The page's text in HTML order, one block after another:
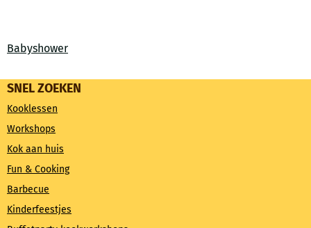
Babyshower
SNEL ZOEKEN
Kooklessen
Workshops
Kok aan huis
Fun & Cooking
Barbecue
Kinderfeestjes